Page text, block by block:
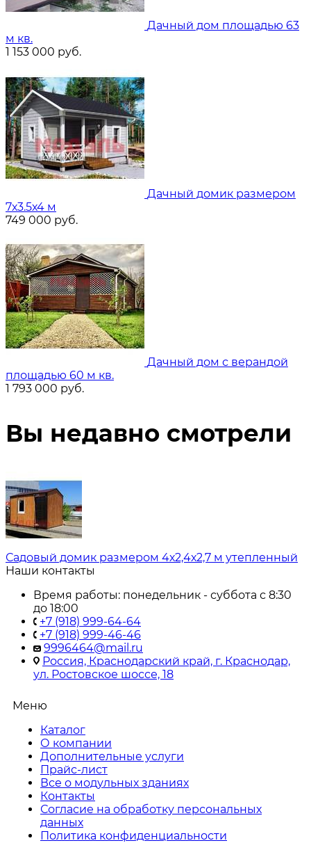
Дачный дом площадью 63
м кв.
1 153 000 руб.
Дачный домик размером
7х3.5х4 м
749 000 руб.
Дачный дом с верандой
площадью 60 м кв.
1 793 000 руб.
Вы недавно смотрели
Садовый домик размером 4х2,4х2,7 м утепленный
Наши контакты
Время работы: понедельник - суббота с 8:30
до 18:00
+7 (918) 999-64-64
+7 (918) 999-46-46
9996464@mail.ru
Россия, Краснодарский край, г. Краснодар,
ул. Ростовское шоссе, 18
Меню
Каталог
О компании
Дополнительные услуги
Прайс-лист
Все о модульных зданиях
Контакты
Согласие на обработку персональных
данных
Политика конфиденциальности